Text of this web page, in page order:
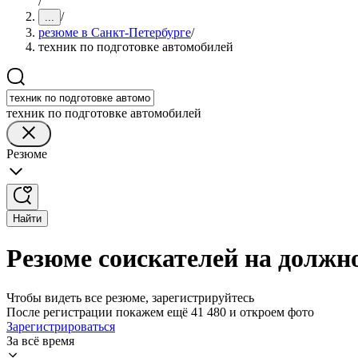
... /
резюме в Санкт-Петербурге/
техник по подготовке автомобилей
техник по подготовке автомобилей
Резюме
Найти
Резюме соискателей на
Чтобы видеть все резюме, зарегистрируйтесь
После регистрации покажем ещё 41 480 и откроем фото
Зарегистрироваться
За всё время